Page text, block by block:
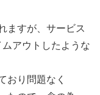
ますが、サービス
アウトしたような
おり問題なく